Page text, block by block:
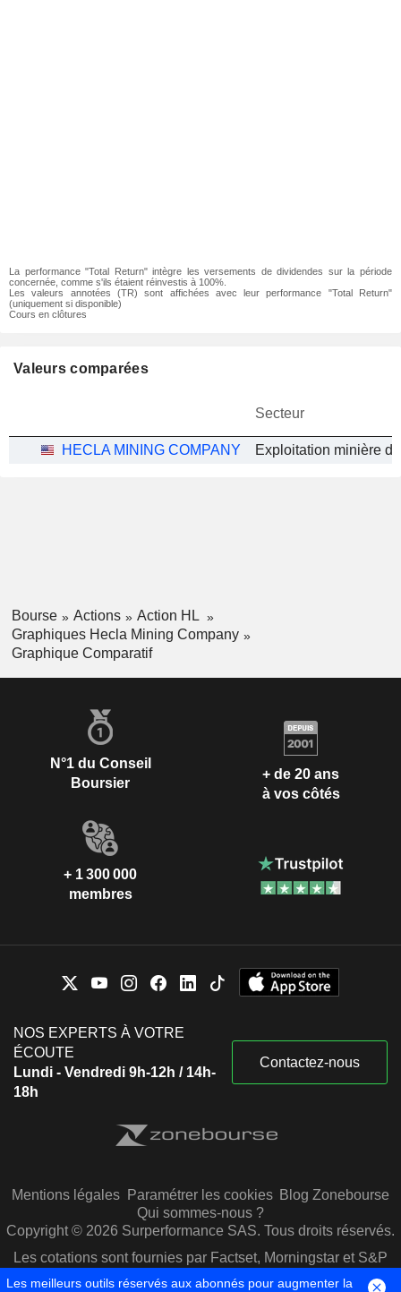
La performance "Total Return" intègre les versements de dividendes sur la période
concernée, comme s'ils étaient réinvestis à 100%.
Les valeurs annotées (TR) sont affichées avec leur performance "Total Return"
(uniquement si disponible)
Cours en clôtures
Valeurs comparées
Secteur
HECLA MINING COMPANY Exploitation minière
Bourse Actions
Action HL
Graphiques Hecla Mining Company
Graphique Comparatif
N°1 du Conseil
Boursier
+ de 20 ans
à vos côtés
+ 1 300 000
membres
NOS EXPERTS À VOTRE
ÉCOUTE
Lundi - Vendredi 9h-12h / 14h-
18h
Contactez-nous
Mentions légales Paramétrer les cookies Blog Zonebourse
Qui sommes-nous ?
Copyright © 2026 Surperformance SAS. Tous droits réservés.
Les cotations sont fournies par Factset, Morningstar et S&P
Capital IQ
Les meilleurs outils réservés aux abonnés pour augmenter la